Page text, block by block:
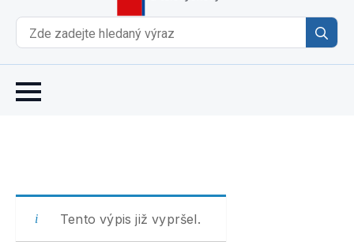
for:
Tento výpis již vypršel.